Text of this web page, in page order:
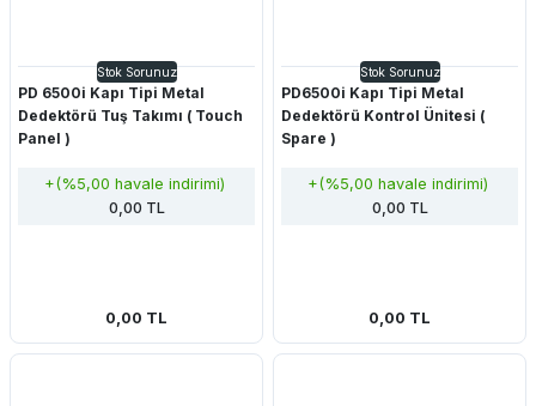
Stok Sorunuz
PD 6500i Kapı Tipi Metal
Dedektörü Tuş Takımı ( Touch
Panel )
+(%5,00 havale indirimi)
0,00 TL
0,00 TL
Stok Sorunuz
PD6500i Kapı Tipi Metal
Dedektörü Kontrol Ünitesi (
Spare )
+(%5,00 havale indirimi)
0,00 TL
0,00 TL